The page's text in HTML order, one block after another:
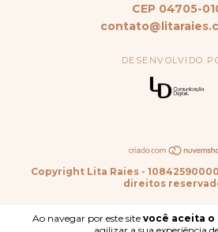
Ao navegar por este site você aceita o
CEP 04705-
DESENVOLVIDO
Copyright Lita Raies -
direitos